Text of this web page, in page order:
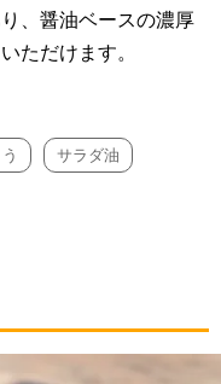
、醤油ベースの濃厚
ただけます。
サラダ油